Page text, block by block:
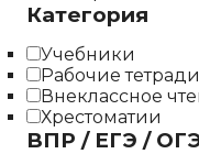
Категория
Учебники
Рабочие тетради
Внеклассное
Хрестоматии
ВПР / ЕГЭ /